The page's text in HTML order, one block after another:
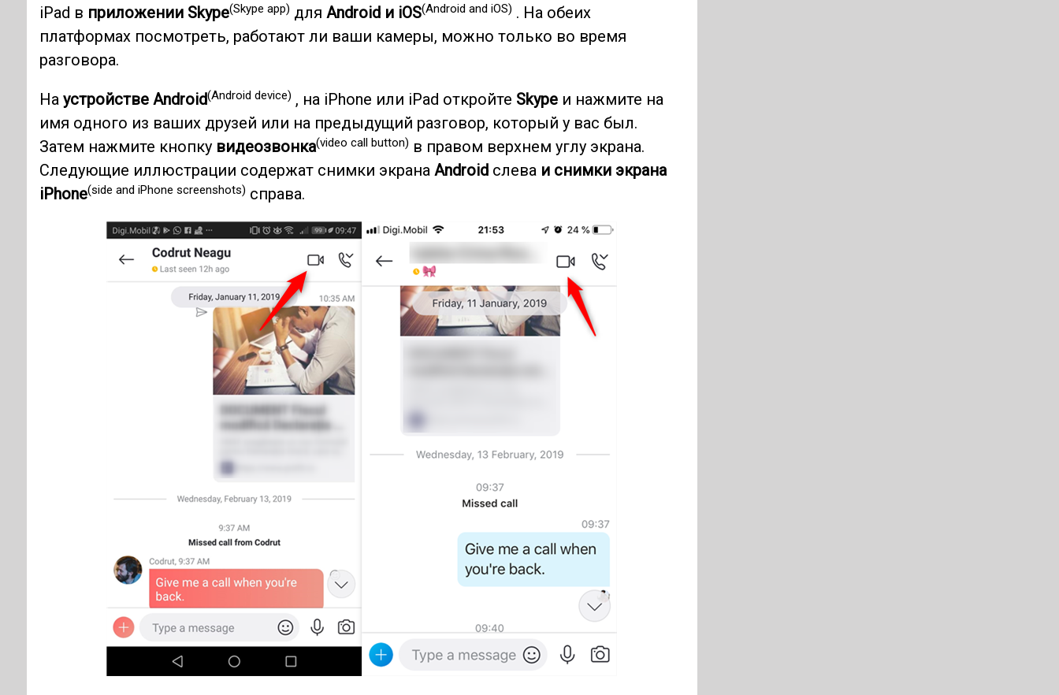
iPad в приложении Skype(Skype app) для Android и iOS(Android and iOS) . На обеих
платформах посмотреть, работают ли ваши камеры, можно только во время
разговора.
На устройстве Android(Android device) , на iPhone или iPad откройте Skypeи нажмите на
имя одного из ваших друзей или на предыдущий разговор, который у вас был.
Затем нажмите кнопку видеозвонка(video call button) в правом верхнем углу экрана.
Следующие иллюстрации содержат снимки экрана Androidслева и снимки экрана
iPhone(side and iPhone screenshots) справа.